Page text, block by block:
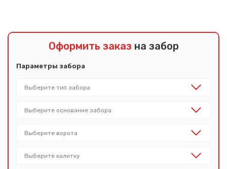
Оформить заказ на забор
Параметры забора